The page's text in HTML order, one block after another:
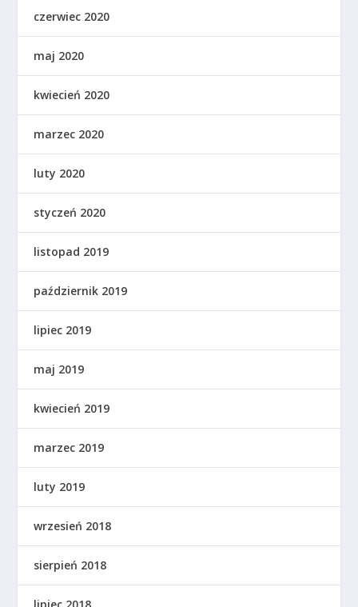
czerwiec 2020
maj 2020
kwiecień 2020
marzec 2020
luty 2020
styczeń 2020
listopad 2019
październik 2019
lipiec 2019
maj 2019
kwiecień 2019
marzec 2019
luty 2019
wrzesień 2018
sierpień 2018